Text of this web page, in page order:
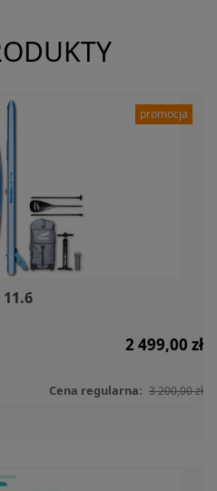
2 499,00 zł
Cena regularna: 3 200,00 zł
promocja